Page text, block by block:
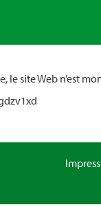
le site Web n’est